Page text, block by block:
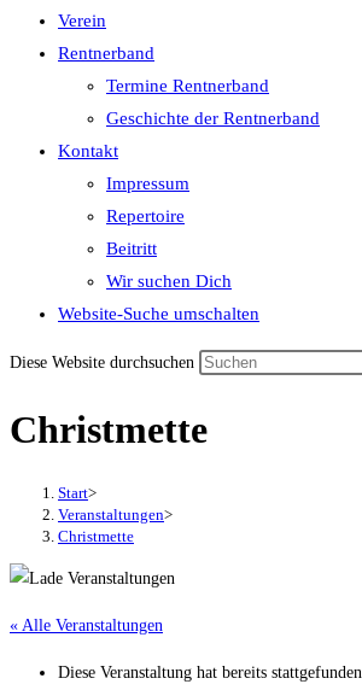
Verein
Rentnerband
Termine Rentnerband
Geschichte der Rentnerband
Kontakt
Impressum
Repertoire
Beitritt
Wir suchen Dich
Website-Suche umschalten
Diese Website durchsuchen
Christmette
Start>
Veranstaltungen>
Christmette
« Alle Veranstaltungen
Diese Veranstaltung hat bereits stattgefunden.